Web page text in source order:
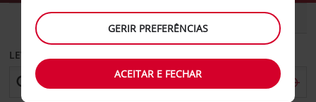
CARRO COMERCIAIS
LEVANTAR EM
GERIR PREFERÊNCIAS
ACEITAR E FECHAR